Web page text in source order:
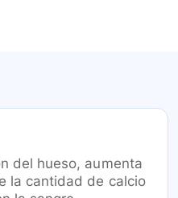
del hueso, aumenta
la cantidad de calcio